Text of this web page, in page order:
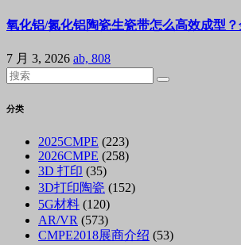
氧化铝/氮化铝陶瓷生瓷带怎么高效成型
7 月 3, 2026 ab, 808
分类
2025CMPE (223)
2026CMPE (258)
3D 打印 (35)
3D打印陶瓷 (152)
5G材料 (120)
AR/VR (573)
CMPE2018展商介绍 (53)